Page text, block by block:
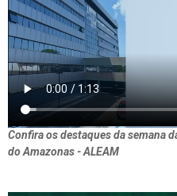
Confira os destaques da semana
do Amazonas - ALEAM